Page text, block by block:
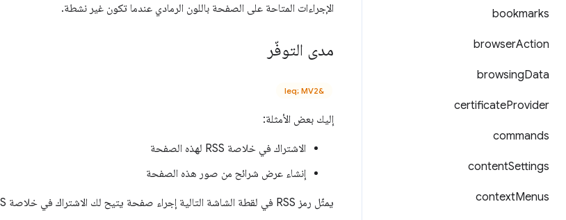
bookmarks
browserAction
browsingData
certificateProvider
commands
contentSettings
contextMenus
الإجراءات المتاحة على الصفحة باللون الرمادي عندما تكون غير نشطة.
مدى التوفّر
&leq; MV2
إليك بعض الأمثلة:
الاشتراك في خلاصة RSS لهذه الصفحة
إنشاء عرض شرائح من صور هذه الصفحة
يمثّل رمز RSS في لقطة الشاشة التالية إجراء صفحة يتيح لك الاشتراك في خلاصة RSS للصفحة الحالية.